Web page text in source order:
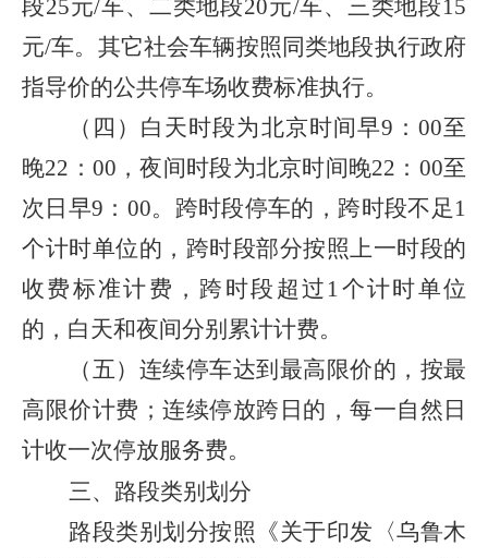
段25元/车、二类地段20元/车、三类地段15
元/车。其它社会车辆按照同类地段执行政府
指导价的公共停车场收费标准执行。
（四）白天时段为北京时间早9 ： 00至
晚22 ： 00 ，夜间时段为北京时间晚22 ： 00至
次日早9 ： 00。跨时段停车的，跨时段不足 1
个计时单位的，跨时段部分按照上一时段的
收费标准计费，跨时段超过 1个计时单位
的，白天和夜间分别累计计费。
（五）连续停车达到最高限价的，按最
高限价计费；连续停放跨日的，每一自然日
计收一次停放服务费。
三、路段类别划分
路段类别划分按照《关于印发〈乌鲁木